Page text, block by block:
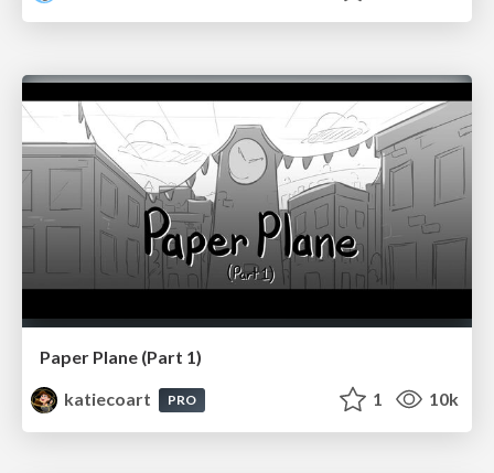
Paper Plane (Part 1)
katiecoart
PRO 1 10k